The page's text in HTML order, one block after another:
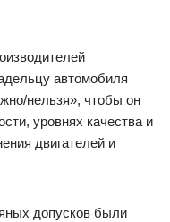
автомобиля
нельзя», чтобы он
уровнях качества и
двигателей и
допусков были